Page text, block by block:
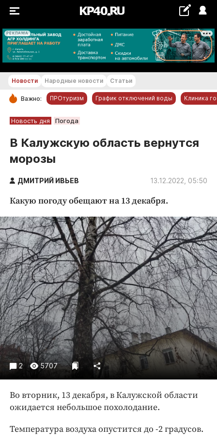
РЕКЛАМА
+18...+19 °С
РУБРИКИ
Новости компаний
Статьи
Народные новости
Авто и транспорт
Благоустройство
Криминал
Культура
Недвижимость и ЖКХ
Образование
Общество
Погода
Праздники
Происшествия
Спорт
Экономика и бизнес
ПРОЕКТЫ
Блоги
Издания
Интересное чтиво
Новости Народные новости Статьи
Важно: ПРОтуризм График отключений воды Клиника
Новость дня Погода
В Калужскую область вернутся
морозы
ДМИТРИЙ ИВЬЕВ 13.12.2022, 05:50
Какую погоду обещают на 13 декабря.
2 5707
Во вторник, 13 декабря, в Калужской области
ожидается небольшое похолодание.
Температура воздуха опустится до -2 градусов.